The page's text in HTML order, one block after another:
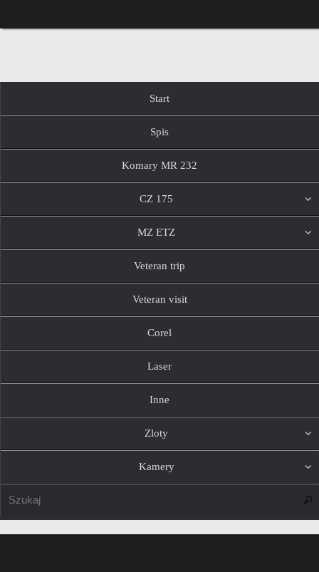
do
treści
Start
Spis
Komary MR 232
CZ 175
MZ ETZ
Veteran trip
Veteran visit
Corel
Laser
Inne
Zloty
Kamery